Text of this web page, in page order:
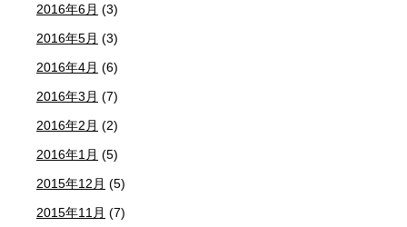
2016年6月 (3)
2016年5月 (3)
2016年4月 (6)
2016年3月 (7)
2016年2月 (2)
2016年1月 (5)
2015年12月 (5)
2015年11月 (7)